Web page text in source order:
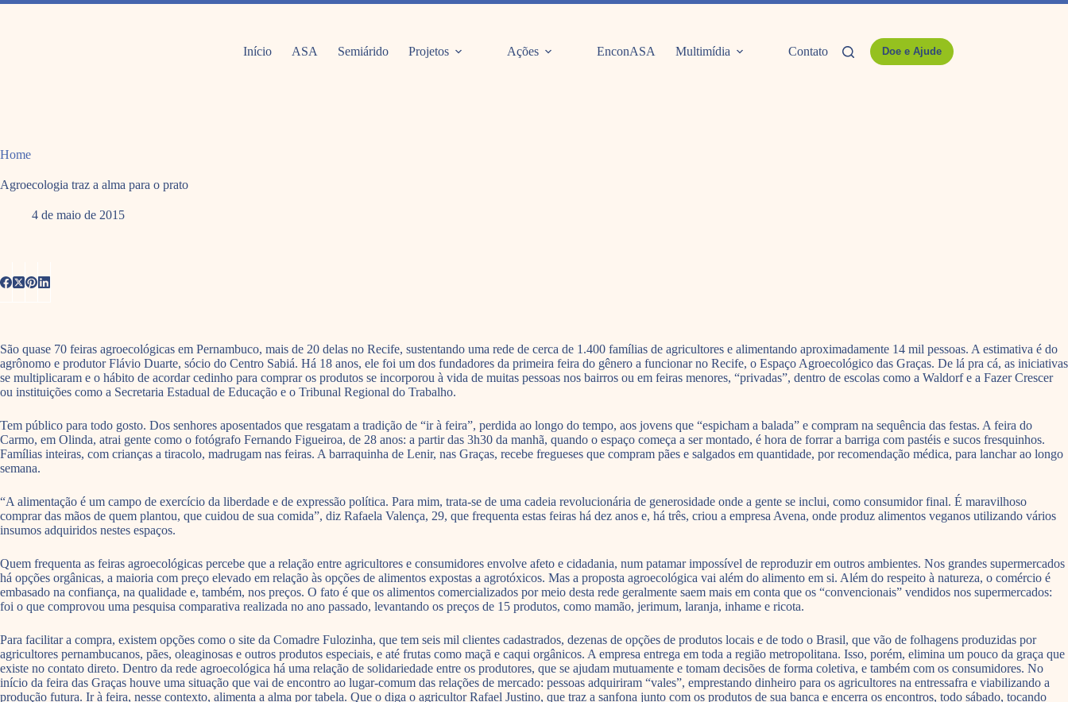
Pular
Início ASA Semiárido Projetos Ações EnconASA Multimídia Contato Doe e Ajude
Home
Agroecologia traz a alma para o prato
4 de maio de 2015
São quase 70 feiras agroecológicas em Pernambuco, mais de 20 delas no Recife, sustentando uma rede de cerca de 1.400 famílias de agricultores e alimentando aproximadamente 14 mil pessoas. A estimativa é do
agrônomo e produtor Flávio Duarte, sócio do Centro Sabiá. Há 18 anos, ele foi um dos fundadores da primeira feira do gênero a funcionar no Recife, o Espaço Agroecológico das Graças. De lá pra cá, as iniciativas
se multiplicaram e o hábito de acordar cedinho para comprar os produtos se incorporou à vida de muitas pessoas nos bairros ou em feiras menores, “privadas”, dentro de escolas como a Waldorf e a Fazer Crescer
ou instituições como a Secretaria Estadual de Educação e o Tribunal Regional do Trabalho.
Tem público para todo gosto. Dos senhores aposentados que resgatam a tradição de “ir à feira”, perdida ao longo do tempo, aos jovens que “espicham a balada” e compram na sequência das festas. A feira do
Carmo, em Olinda, atrai gente como o fotógrafo Fernando Figueiroa, de 28 anos: a partir das 3h30 da manhã, quando o espaço começa a ser montado, é hora de forrar a barriga com pastéis e sucos fresquinhos.
Famílias inteiras, com crianças a tiracolo, madrugam nas feiras. A barraquinha de Lenir, nas Graças, recebe fregueses que compram pães e salgados em quantidade, por recomendação médica, para lanchar ao longo
semana.
“A alimentação é um campo de exercício da liberdade e de expressão política. Para mim, trata-se de uma cadeia revolucionária de generosidade onde a gente se inclui, como consumidor final. É maravilhoso
comprar das mãos de quem plantou, que cuidou de sua comida”, diz Rafaela Valença, 29, que frequenta estas feiras há dez anos e, há três, criou a empresa Avena, onde produz alimentos veganos utilizando vários
insumos adquiridos nestes espaços.
Quem frequenta as feiras agroecológicas percebe que a relação entre agricultores e consumidores envolve afeto e cidadania, num patamar impossível de reproduzir em outros ambientes. Nos grandes supermercados
há opções orgânicas, a maioria com preço elevado em relação às opções de alimentos expostas a agrotóxicos. Mas a proposta agroecológica vai além do alimento em si. Além do respeito à natureza, o comércio é
embasado na confiança, na qualidade e, também, nos preços. O fato é que os alimentos comercializados por meio desta rede geralmente saem mais em conta que os “convencionais” vendidos nos supermercados:
foi o que comprovou uma pesquisa comparativa realizada no ano passado, levantando os preços de 15 produtos, como mamão, jerimum, laranja, inhame e ricota.
Para facilitar a compra, existem opções como o site da Comadre Fulozinha, que tem seis mil clientes cadastrados, dezenas de opções de produtos locais e de todo o Brasil, que vão de folhagens produzidas por
agricultores pernambucanos, pães, oleaginosas e outros produtos especiais, e até frutas como maçã e caqui orgânicos. A empresa entrega em toda a região metropolitana. Isso, porém, elimina um pouco da graça que
existe no contato direto. Dentro da rede agroecológica há uma relação de solidariedade entre os produtores, que se ajudam mutuamente e tomam decisões de forma coletiva, e também com os consumidores. No
início da feira das Graças houve uma situação que vai de encontro ao lugar-comum das relações de mercado: pessoas adquiriram “vales”, emprestando dinheiro para os agricultores na entressafra e viabilizando a
produção futura. Ir à feira, nesse contexto, alimenta a alma por tabela. Que o diga o agricultor Rafael Justino, que traz a sanfona junto com os produtos de sua banca e encerra os encontros, todo sábado, tocando